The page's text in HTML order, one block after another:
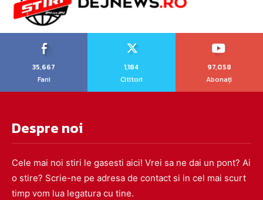
35,667
Fani
1,184
Cititori
97,058
Abonați
Despre noi
Cele mai noi stiri le gasesti aici! Vrei sa ne dai un pont? Ai
o stire? Scrie-ne pe adresa de contact si in cel mai scurt
timp vom lua legatura cu tine.